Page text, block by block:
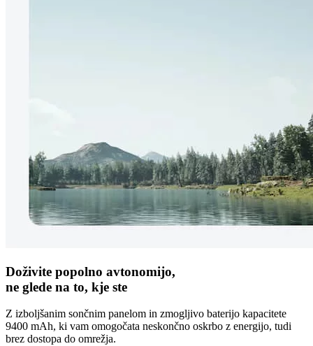
Doživite popolno avtonomijo,
ne glede na to, kje ste
Z izboljšanim sončnim panelom in zmogljivo baterijo kapacitete
9400 mAh, ki vam omogočata neskončno oskrbo z energijo, tudi
brez dostopa do omrežja.